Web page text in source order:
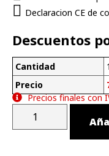
Declaracion CE de
Descuentos
Cantidad
Precio
Precios finales con